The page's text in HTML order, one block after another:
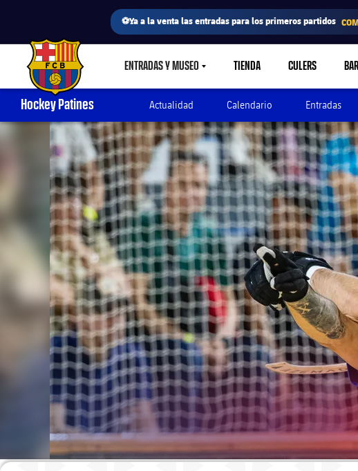
⚽Ya a la venta las entradas para los primeros partidos
FC Barcelona club badge ENTRADAS Y MUSEOLABEL.SHARE.CARETDOWN
TIENDA CULERS
Hockey Patines Actualidad Calendario Entradas